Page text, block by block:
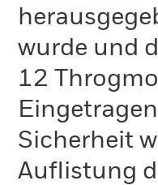
wurde und
12
Sicherheit
Auflistung